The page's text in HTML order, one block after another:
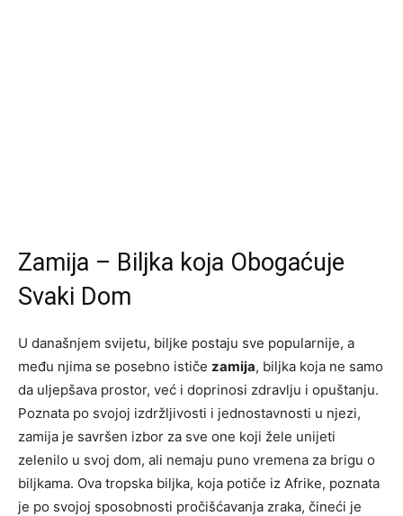
Zamija – Biljka koja Obogaćuje
Svaki Dom
U današnjem svijetu, biljke postaju sve popularnije, a
među njima se posebno ističe zamija, biljka koja ne samo
da uljepšava prostor, već i doprinosi zdravlju i opuštanju.
Poznata po svojoj izdržljivosti i jednostavnosti u njezi,
zamija je savršen izbor za sve one koji žele unijeti
zelenilo u svoj dom, ali nemaju puno vremena za brigu o
biljkama. Ova tropska biljka, koja potiče iz Afrike, poznata
je po svojoj sposobnosti pročišćavanja zraka, čineći je